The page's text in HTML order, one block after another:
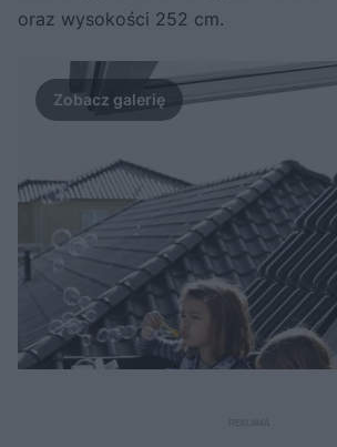
oraz wysokości 252 cm.